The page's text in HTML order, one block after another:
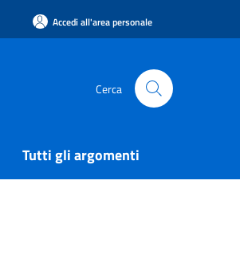
Accedi all'area personale
Cerca
Tutti gli argomenti